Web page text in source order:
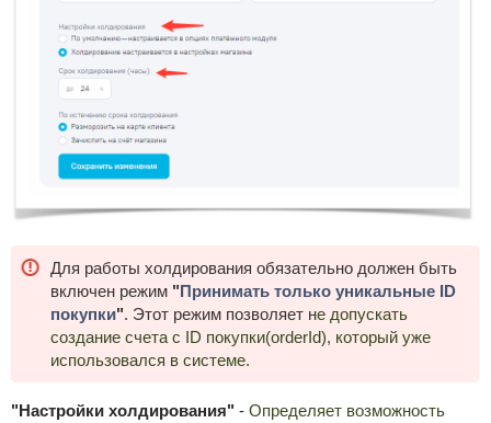
Для работы холдирования обязательно должен быть
включен режим "Принимать только уникальные ID
покупки". Этот режим позволяет не допускать
создание счета с ID покупки(orderId), который уже
использовался в системе.
"Настройки холдирования" - Определяет возможность